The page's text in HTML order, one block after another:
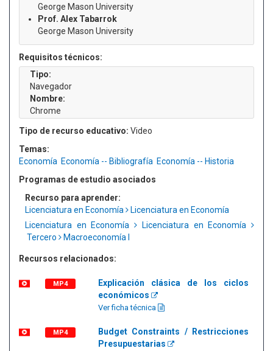
George Mason University
Prof. Alex Tabarrok
George Mason University
Requisitos técnicos:
Tipo:
Navegador
Nombre:
Chrome
Tipo de recurso educativo: Video
Temas:
Economía Economía -- Bibliografía Economía -- Historia
Programas de estudio asociados
Recurso para aprender:
Licenciatura en Economía
Licenciatura en Economía
Licenciatura en Economía
Licenciatura en Economía
Tercero
Macroeconomía I
Recursos relacionados:
MP4
Explicación clásica de los ciclos
económicos
Ver ficha técnica
MP4
Budget Constraints / Restricciones
Presupuestarias